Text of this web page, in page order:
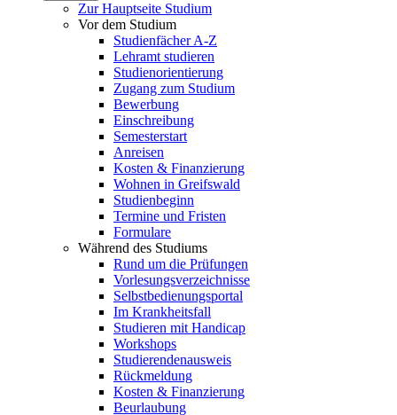
Zur Hauptseite Studium
Vor dem Studium
Studienfächer A-Z
Lehramt studieren
Studienorientierung
Zugang zum Studium
Bewerbung
Einschreibung
Semesterstart
Anreisen
Kosten & Finanzierung
Wohnen in Greifswald
Studienbeginn
Termine und Fristen
Formulare
Während des Studiums
Rund um die Prüfungen
Vorlesungsverzeichnisse
Selbstbedienungsportal
Im Krankheitsfall
Studieren mit Handicap
Workshops
Studierendenausweis
Rückmeldung
Kosten & Finanzierung
Beurlaubung